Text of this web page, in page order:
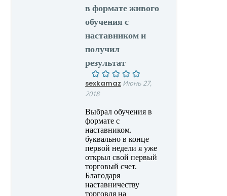
в формате живого
обучения с
наставником и
получил
результат
sexkamaz Июнь 27,
2018
Выбрал обучения в
формате с
наставником.
буквально в конце
первой недели я уже
открыл свой первый
торговый счет.
Благодаря
наставничеству
торговля на